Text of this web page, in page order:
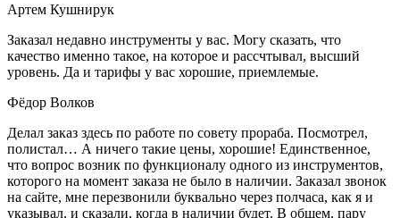
Артем Кушнирук
Заказал недавно инструменты у вас. Могу сказать, что
качество именно такое, на которое и рассчтывал, высший
уровень. Да и тарифы у вас хорошие, приемлемые.
Фёдор Волков
Делал заказ здесь по работе по совету прораба. Посмотрел,
полистал… А ничего такие цены, хорошие! Единственное,
что вопрос возник по функционалу одного из инструментов,
которого на момент заказа не было в наличии. Заказал звонок
на сайте, мне перезвонили буквально через полчаса, как я и
указывал, и сказали, когда в наличии будет. В общем, пару